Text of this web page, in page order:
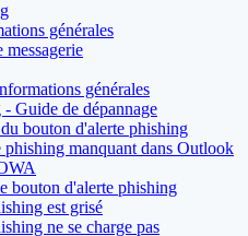
générales
générales
Guide de dépannage
bouton d'alerte phishing
manquant dans Outlook
bouton d'alerte phishing
est grisé
ne se charge pas